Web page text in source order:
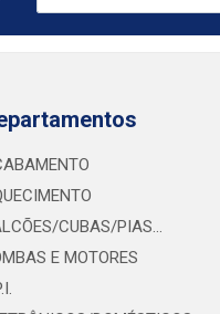
CUBAS/PIAS...
E MOTORES